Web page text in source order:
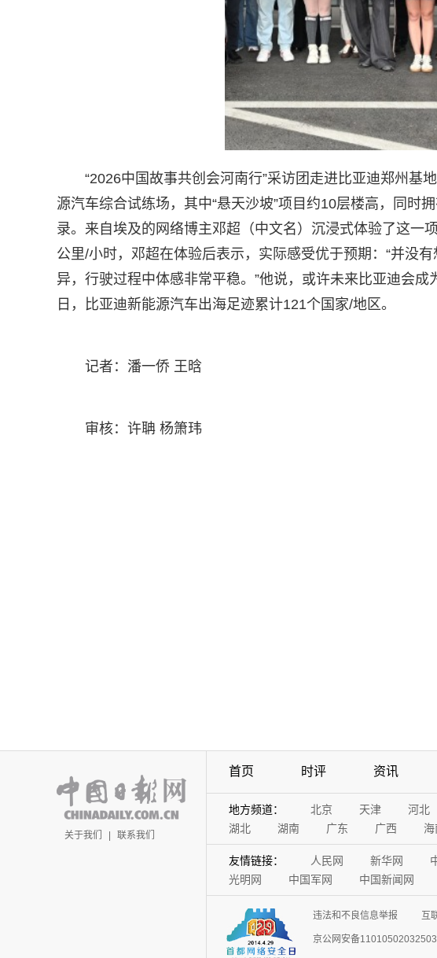
“2026中国故事共创会河南行”采访团走进比亚迪郑州基
源汽车综合试练场，其中“悬天沙坡”项目约10层楼高，同时
录。来自埃及的网络博主邓超（中文名）沉浸式体验了这一
公里/小时，邓超在体验后表示，实际感受优于预期：“并没
异，行驶过程中体感非常平稳。”他说，或许未来比亚迪会
日，比亚迪新能源汽车出海足迹累计121个国家/地区。
记者：潘一侨 王晗
审核：许聃 杨箫玮
关于我们 | 联系我们
首页 时评 资讯
地方频道： 北京 天津 河北
湖北
湖南 广东 广西
友情链接： 人民网 新华网
光明网
中国军网 中国新闻网
违法和不良信息举报 互
京公网安备